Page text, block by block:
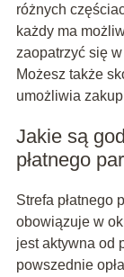
różnych
każdy ma
zaopatrzyć się
Możesz także
umożliwia
Jakie są
płatnego
Strefa płatnego
obowiązuje w
jest aktywna od
powszednie